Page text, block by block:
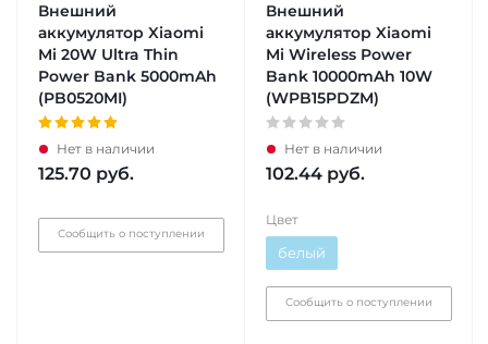
Внешний
аккумулятор Xiaomi
Mi 20W Ultra Thin
Power Bank 5000mAh
(PB0520MI)
Нет в наличии
125.70 руб.
Сообщить о поступлении
Внешний
аккумулятор Xiaomi
Mi Wireless Power
Bank 10000mAh 10W
(WPB15PDZM)
Нет в наличии
102.44 руб.
Цвет
белый
Сообщить о поступлении